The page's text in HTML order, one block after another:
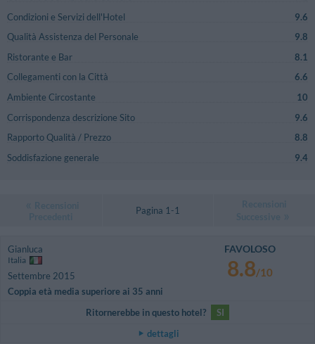
Condizioni e Servizi dell'Hotel
9.6
Qualità Assistenza del Personale
9.8
Ristorante e Bar
8.1
Collegamenti con la Città
6.6
Ambiente Circostante
10
Corrispondenza descrizione Sito
9.6
Rapporto Qualità / Prezzo
8.8
Soddisfazione generale
9.4
Pagina 1-1
Gianluca
Italia
Settembre 2015
Coppia età media superiore ai 35 anni
FAVOLOSO
8.8/10
Ritornerebbe in questo hotel?
SI
dettagli